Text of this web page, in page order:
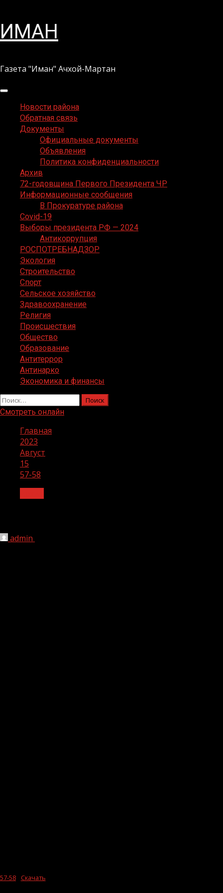
Перейти
кИМАН
Газета "Иман" Ачхой-Мартан
Основное
менюНовости района
Обратная связь
Документы
Официальные документы
Объявления
Политика конфиденциальности
Архив
72-годовщина Первого Президента ЧР
Информационные сообщения
В Прокуратуре района
Covid-19
Выборы президента РФ — 2024
Антикоррупция
РОСПОТРЕБНАДЗОР
Экология
Строительство
Спорт
Сельское хозяйство
Здравоохранение
Религия
Происшествия
Общество
Образование
Антитеррор
Антинарко
Экономика и финансы
Найти:
Смотреть онлайн
Главная
2023
Август
15
57-58
admin
57-58 Скачать